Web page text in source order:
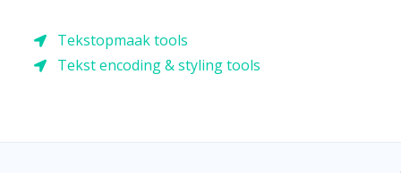
Tekstopmaak tools
Tekst encoding & styling tools